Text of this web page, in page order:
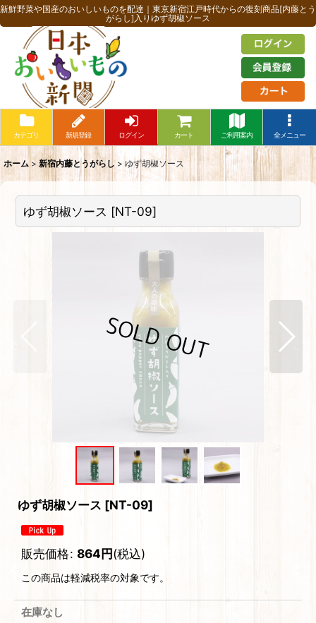
新鮮野菜や国産のおいしいものを配達｜東京新宿江戸時代からの復刻商品[内藤とう
がらし]入りゆず胡椒ソース
カテゴリ 新規登録 ログイン カート ご利用案内 全メニュー
ホーム > 新宿内藤とうがらし > ゆず胡椒ソース
ゆず胡椒ソース [NT-09]
ゆず胡椒ソース [NT-09]
販売価格: 864円(税込)
この商品は軽減税率の対象です。
在庫なし